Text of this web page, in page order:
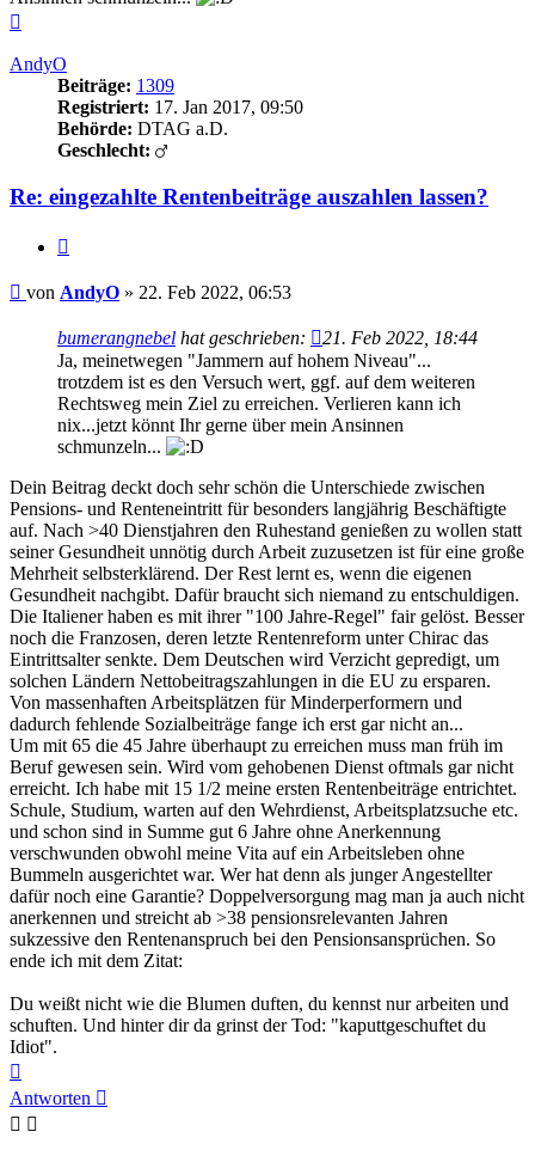
AndyO
Beiträge: 1309
Registriert: 17. Jan 2017, 09:50
Behörde: DTAG a.D.
Geschlecht:
Re: eingezahlte Rentenbeiträge auszahlen lassen?
Beitrag
von AndyO » 22. Feb 2022, 06:53
bumerangnebel hat geschrieben:
21. Feb 2022, 18:44
Ja, meinetwegen "Jammern auf hohem Niveau"...
trotzdem ist es den Versuch wert, ggf. auf dem weiteren
Rechtsweg mein Ziel zu erreichen. Verlieren kann ich
nix...jetzt könnt Ihr gerne über mein Ansinnen
schmunzeln...
Dein Beitrag deckt doch sehr schön die Unterschiede zwischen
Pensions- und Renteneintritt für besonders langjährig Beschäftigte
auf. Nach >40 Dienstjahren den Ruhestand genießen zu wollen statt
seiner Gesundheit unnötig durch Arbeit zuzusetzen ist für eine große
Mehrheit selbsterklärend. Der Rest lernt es, wenn die eigenen
Gesundheit nachgibt. Dafür braucht sich niemand zu entschuldigen.
Die Italiener haben es mit ihrer "100 Jahre-Regel" fair gelöst. Besser
noch die Franzosen, deren letzte Rentenreform unter Chirac das
Eintrittsalter senkte. Dem Deutschen wird Verzicht gepredigt, um
solchen Ländern Nettobeitragszahlungen in die EU zu ersparen.
Von massenhaften Arbeitsplätzen für Minderperformern und
dadurch fehlende Sozialbeiträge fange ich erst gar nicht an...
Um mit 65 die 45 Jahre überhaupt zu erreichen muss man früh im
Beruf gewesen sein. Wird vom gehobenen Dienst oftmals gar nicht
erreicht. Ich habe mit 15 1/2 meine ersten Rentenbeiträge entrichtet.
Schule, Studium, warten auf den Wehrdienst, Arbeitsplatzsuche etc.
und schon sind in Summe gut 6 Jahre ohne Anerkennung
verschwunden obwohl meine Vita auf ein Arbeitsleben ohne
Bummeln ausgerichtet war. Wer hat denn als junger Angestellter
dafür noch eine Garantie? Doppelversorgung mag man ja auch nicht
anerkennen und streicht ab >38 pensionsrelevanten Jahren
sukzessive den Rentenanspruch bei den Pensionsansprüchen. So
ende ich mit dem Zitat:
Du weißt nicht wie die Blumen duften, du kennst nur arbeiten und
schuften. Und hinter dir da grinst der Tod: "kaputtgeschuftet du
Idiot".
oben
Antworten